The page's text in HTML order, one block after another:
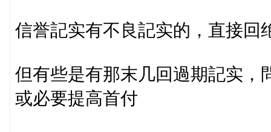
信誉記实有不良記实的，直接回
但有些是有那末几回過期記实，
或必要提高首付